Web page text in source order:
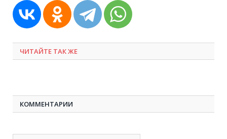
ЧИТАЙТЕ ТАК ЖЕ
КОММЕНТАРИИ